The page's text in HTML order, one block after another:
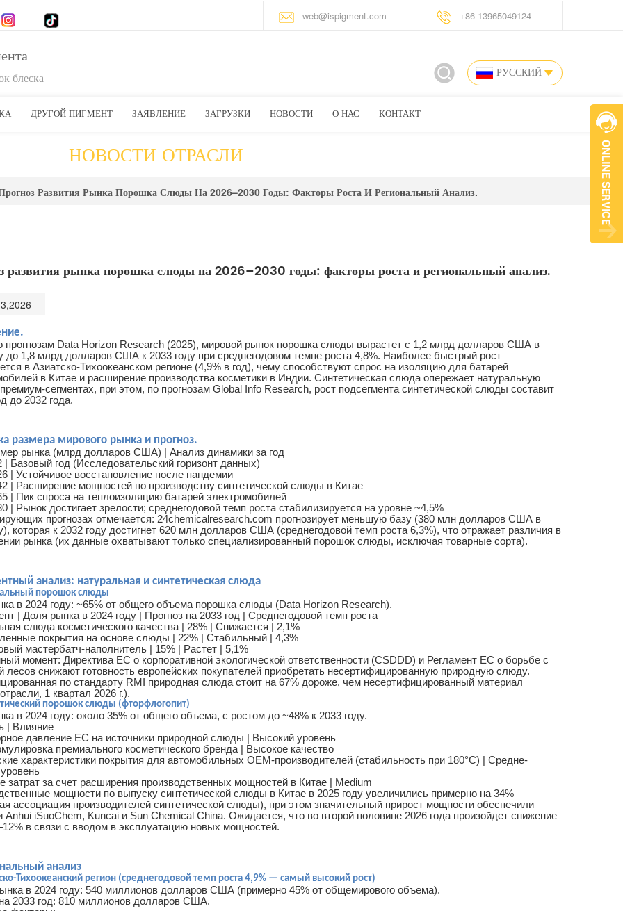
web@ispigment.com +86 13965049124
блеска РУССКИЙ
ДРУГОЙ ПИГМЕНТ ЗАЯВЛЕНИЕ ЗАГРУЗКИ НОВОСТИ О НАС КОНТАКТ
НОВОСТИ ОТРАСЛИ
Развития Рынка Порошка Слюды На 2026–2030 Годы: Факторы Роста И Региональный Анализ.
Оптовый сине-зеленый алюминат стронция светящийся в темноте порошок
в темноте порошок
сине-зеленым
после поглощения
света и может
More
Производитель тонкого рутилового перламутрового пигмента на основе слюды стерлингового серебристо-белого цвета
Регистрация REACH, SGS,
сертификация ISO, низкое содержание
тяжелых металлов, минимум 95%
однородности цвета, тест на размер
хорошее качество перламутрового
пигмента.
Read More
iSuoChem Преломляющий металлический многоцветный пигмент, меняющий цвет
Мультихромные пигменты iSuoChem®
представляют собой особый тип
пигментов, обладающих свойством
менять цвет при изменении освещения.
iSuoChem® YS1001 Silver Игристый
блестящий порошок соответствует
стандарту SGS, REACH, OEKO-TEXT
развития рынка порошка слюды на 2026–2030 годы: факторы роста и региональный анализ.
прогнозам Data Horizon Research (2025), мировой рынок порошка слюды вырастет с 1,2 млрд долларов США в
до 1,8 млрд долларов США к 2033 году при среднегодовом темпе роста 4,8%. Наиболее быстрый рост
в Азиатско-Тихоокеанском регионе (4,9% в год), чему способствуют спрос на изоляцию для батарей
в Китае и расширение производства косметики в Индии. Синтетическая слюда опережает натуральную
сегментах, при этом, по прогнозам Global Info Research, рост подсегмента синтетической слюды составит
до 2032 года.
размера мирового рынка и прогноз.
рынка (млрд долларов США) | Анализ динамики за год
| Базовый год (Исследовательский горизонт данных)
| Устойчивое восстановление после пандемии
| Расширение мощностей по производству синтетической слюды в Китае
| Пик спроса на теплоизоляцию батарей электромобилей
| Рынок достигает зрелости; среднегодовой темп роста стабилизируется на уровне ~4,5%
прогнозах отмечается: 24chemicalresearch.com прогнозирует меньшую базу (380 млн долларов США в
которая к 2032 году достигнет 620 млн долларов США (среднегодовой темп роста 6,3%), что отражает различия в
рынка (их данные охватывают только специализированный порошок слюды, исключая товарные сорта).
анализ: натуральная и синтетическая слюда
порошок слюды
в 2024 году: ~65% от общего объема порошка слюды (Data Horizon Research).
| Доля рынка в 2024 году | Прогноз на 2033 год | Среднегодовой темп роста
слюда косметического качества | 28% | Снижается | 2,1%
покрытия на основе слюды | 22% | Стабильный | 4,3%
мастербатч-наполнитель | 15% | Растет | 5,1%
момент: Директива ЕС о корпоративной экологической ответственности (CSDDD) и Регламент ЕС о борьбе с
лесов снижают готовность европейских покупателей приобретать несертифицированную природную слюду.
по стандарту RMI природная слюда стоит на 67% дороже, чем несертифицированный материал
1 квартал 2026 г.).
порошок слюды (фторфлогопит)
в 2024 году: около 35% от общего объема, с ростом до ~48% к 2033 году.
| Влияние
давление ЕС на источники природной слюды | Высокий уровень
премиального косметического бренда | Высокое качество
характеристики покрытия для автомобильных OEM-производителей (стабильность при 180°C) | Средне-
затрат за счет расширения производственных мощностей в Китае | Medium
мощности по выпуску синтетической слюды в Китае в 2025 году увеличились примерно на 34%
ассоциация производителей синтетической слюды), при этом значительный прирост мощности обеспечили
Anhui iSuoChem, Kuncai и Sun Chemical China. Ожидается, что во второй половине 2026 года произойдет снижение
в связи с вводом в эксплуатацию новых мощностей.
анализ
Тихоокеанский регион (среднегодовой темп роста 4,9% — самый высокий рост)
в 2024 году: 540 миллионов долларов США (примерно 45% от общемирового объема).
2033 год: 810 миллионов долларов США.